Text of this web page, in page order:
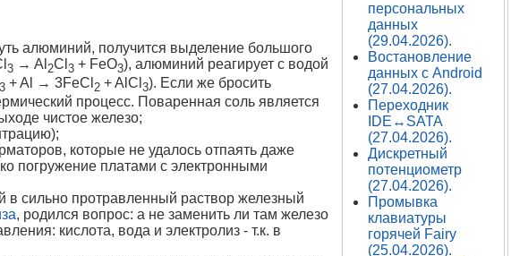
алюминий, получится выделение большого
3→ Al 2Cl 3+ FeO3), алюминий реагирует с водой
3+ Al → 3FeCl 2+ AlCl 3). Если же бросить
процесс. Поваренная соль является
чистое железо;
которые не удалось отпаять даже
погружение платами с электронными
в сильно протравленный раствор железный
, родился вопрос: а не заменить ли там железо
кислота, вода и электролиз - т.к. в
персональных
данных
(29.04.2026).
Востановление
данных с Android
(27.04.2026).
Переходник
IDE↔SATA
(27.04.2026).
Дискретный
потенциометр
(27.04.2026).
Промывка
клавиатуры
горячей Fairy
(25.04.2026).